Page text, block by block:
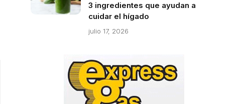
3 ingredientes que ayudan a
cuidar el hígado
julio 17, 2026